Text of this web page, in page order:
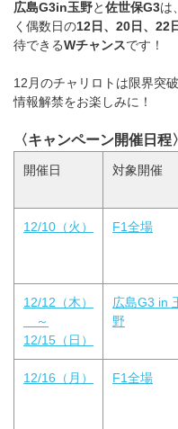
広島G3in玉野と佐世保G3は、
く偶数日の12日、20日、22
待できるWチャンスです！
12月のチャリロトは限界突
情報解禁をお楽しみに！
〈キャンペーン開催日程〉
開催日 対象開催
12/10（火） F1全場
12/12（木）
～
12/15（日）
広島G3 in
野
12/16（月） F1全場